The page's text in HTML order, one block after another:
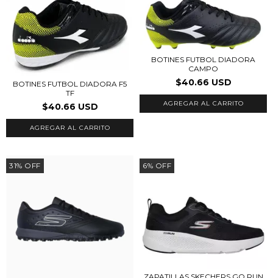
BOTINES FUTBOL DIADORA F5
TF
$40.66 USD
AGREGAR AL CARRITO
BOTINES FUTBOL DIADORA
CAMPO
$40.66 USD
AGREGAR AL CARRITO
31% OFF 6% OFF